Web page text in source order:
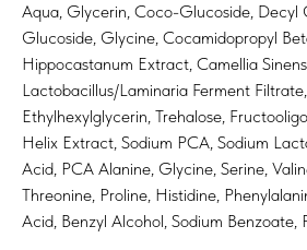
Aqua, Glycerin, Coco-Glucoside, Decyl
Glucoside, Glycine, Cocamidopropyl
Hippocastanum Extract, Camellia
Lactobacillus/Laminaria Ferment
Ethylhexylglycerin, Trehalose,
Helix Extract, Sodium PCA, Sodium
Acid, PCA Alanine, Glycine, Serine,
Threonine, Proline, Histidine,
Acid, Benzyl Alcohol, Sodium Benzoate,
ИНФОРМАЦИЯ КАТАЛОГ
О нас Средства для очищения
Кремы и сыворотки
Для бровей и ресниц
Сертификаты Маски
Для тела
Для волос